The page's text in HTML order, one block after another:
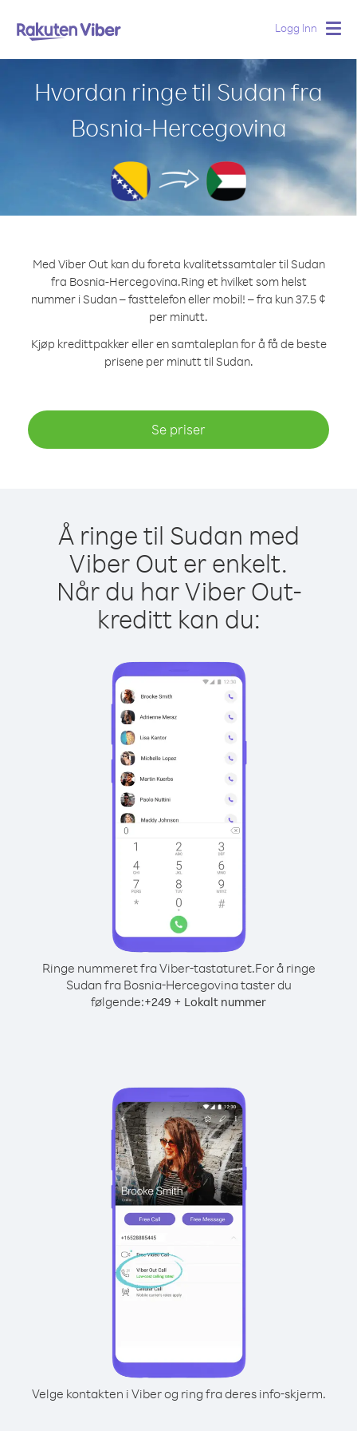
Logg Inn
Hvordan ringe til Sudan fra
Bosnia-Hercegovina
Med Viber Out kan du foreta kvalitetssamtaler til Sudan
fra Bosnia-Hercegovina.Ring et hvilket som helst
nummer i Sudan – fasttelefon eller mobil! – fra kun 37.5 ¢
per minutt.
Kjøp kredittpakker eller en samtaleplan for å få de beste
prisene per minutt til Sudan.
Se priser
Å ringe til Sudan med
Viber Out er enkelt.
Når du har Viber Out-
kreditt kan du:
Ringe nummeret fra Viber-tastaturet.For å ringe
Sudan fra Bosnia-Hercegovina taster du
følgende:+249 + Lokalt nummer
Velge kontakten i Viber og ring fra deres info-skjerm.